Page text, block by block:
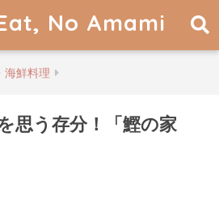
No Amami
海鮮料理
思う存分！「鰹の家